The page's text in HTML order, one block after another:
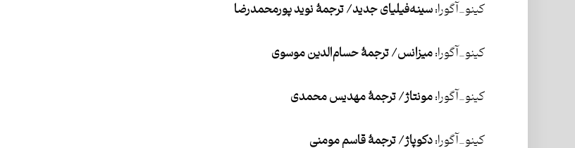
کینو_آگورا:سینه‌فیلیای جدید/ترجمۀ نوید پورمحمدرضا
کینو_آگورا:میزانس/ترجمۀ حسام‌الدین موسوی
کینو_آگورا:مونتاژ/ترجمۀ مهدیس محمدی
کینو_آگورا:دکوپاژ/ ترجمۀ قاسم مومنی